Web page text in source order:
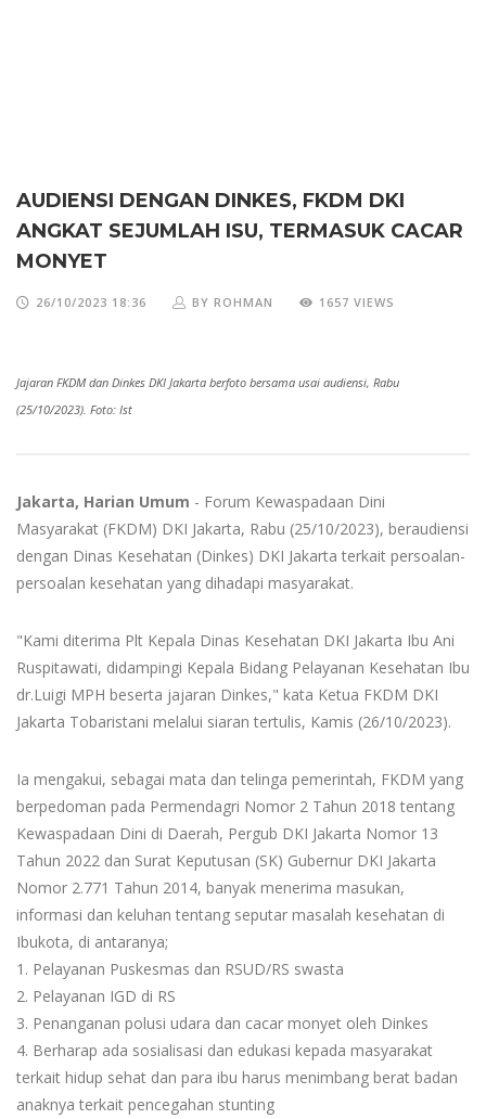
AUDIENSI DENGAN DINKES, FKDM DKI
ANGKAT SEJUMLAH ISU, TERMASUK CACAR
MONYET
26/10/2023 18:36 BY ROHMAN 1657 VIEWS
Jajaran FKDM dan Dinkes DKI Jakarta berfoto bersama usai audiensi, Rabu
(25/10/2023). Foto: Ist
Jakarta, Harian Umum - Forum Kewaspadaan Dini
Masyarakat (FKDM) DKI Jakarta, Rabu (25/10/2023), beraudiensi
dengan Dinas Kesehatan (Dinkes) DKI Jakarta terkait persoalan-
persoalan kesehatan yang dihadapi masyarakat.
"Kami diterima Plt Kepala Dinas Kesehatan DKI Jakarta Ibu Ani
Ruspitawati, didampingi Kepala Bidang Pelayanan Kesehatan Ibu
dr.Luigi MPH beserta jajaran Dinkes," kata Ketua FKDM DKI
Jakarta Tobaristani melalui siaran tertulis, Kamis (26/10/2023).
Ia mengakui, sebagai mata dan telinga pemerintah, FKDM yang
berpedoman pada Permendagri Nomor 2 Tahun 2018 tentang
Kewaspadaan Dini di Daerah, Pergub DKI Jakarta Nomor 13
Tahun 2022 dan Surat Keputusan (SK) Gubernur DKI Jakarta
Nomor 2.771 Tahun 2014, banyak menerima masukan,
informasi dan keluhan tentang seputar masalah kesehatan di
Ibukota, di antaranya;
1. Pelayanan Puskesmas dan RSUD/RS swasta
2. Pelayanan IGD di RS
3. Penanganan polusi udara dan cacar monyet oleh Dinkes
4. Berharap ada sosialisasi dan edukasi kepada masyarakat
terkait hidup sehat dan para ibu harus menimbang berat badan
anaknya terkait pencegahan stunting